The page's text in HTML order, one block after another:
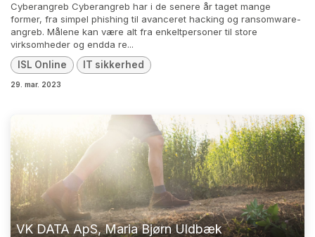
Cyberangreb Cyberangreb har i de senere år taget mange
former, fra simpel phishing til avanceret hacking og ransomware-
angreb. Målene kan være alt fra enkeltpersoner til store
virksomheder og endda re...
ISL Online
IT sikkerhed
29. mar. 2023
VK DATA ApS, Maria Bjørn Uldbæk